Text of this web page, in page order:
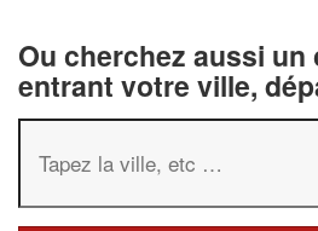
Ou cherchez aussi
entrant votre ville,